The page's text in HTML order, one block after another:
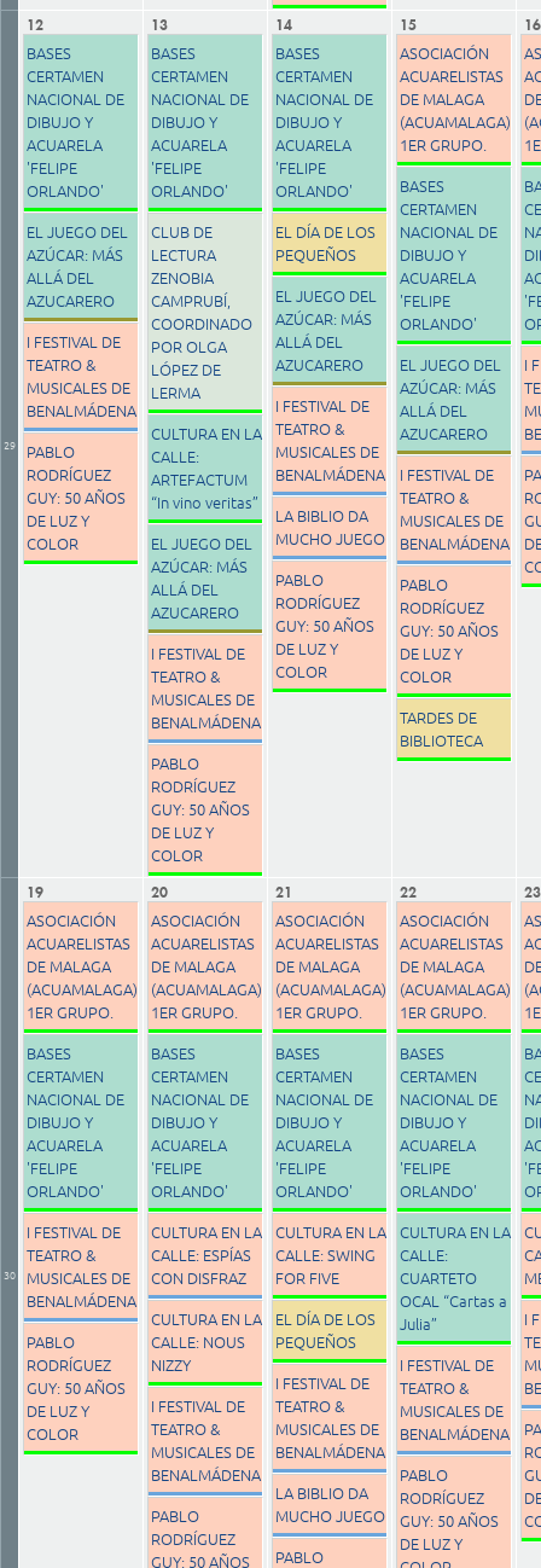
29
12
BASES
CERTAMEN
NACIONAL DE
DIBUJO Y
ACUARELA
'FELIPE
ORLANDO'
EL JUEGO DEL
AZÚCAR: MÁS
ALLÁ DEL
AZUCARERO
I FESTIVAL DE
TEATRO &
MUSICALES DE
BENALMÁDENA
PABLO
RODRÍGUEZ
GUY: 50 AÑOS
DE LUZ Y
COLOR
13
BASES
CERTAMEN
NACIONAL DE
DIBUJO Y
ACUARELA
'FELIPE
ORLANDO'
CLUB DE
LECTURA
ZENOBIA
CAMPRUBÍ,
COORDINADO
POR OLGA
LÓPEZ DE
LERMA
CULTURA EN LA
CALLE:
ARTEFACTUM
“In vino veritas”
EL JUEGO DEL
AZÚCAR: MÁS
ALLÁ DEL
AZUCARERO
I FESTIVAL DE
TEATRO &
MUSICALES DE
BENALMÁDENA
PABLO
RODRÍGUEZ
GUY: 50 AÑOS
DE LUZ Y
COLOR
14
BASES
CERTAMEN
NACIONAL DE
DIBUJO Y
ACUARELA
'FELIPE
ORLANDO'
EL DÍA DE LOS
PEQUEÑOS
EL JUEGO DEL
AZÚCAR: MÁS
ALLÁ DEL
AZUCARERO
I FESTIVAL DE
TEATRO &
MUSICALES DE
BENALMÁDENA
LA BIBLIO DA
MUCHO JUEGO
PABLO
RODRÍGUEZ
GUY: 50 AÑOS
DE LUZ Y
COLOR
15
ASOCIACIÓN
ACUARELISTAS
DE MALAGA
(ACUAMALAGA)
1ER GRUPO.
BASES
CERTAMEN
NACIONAL DE
DIBUJO Y
ACUARELA
'FELIPE
ORLANDO'
EL JUEGO DEL
AZÚCAR: MÁS
ALLÁ DEL
AZUCARERO
I FESTIVAL DE
TEATRO &
MUSICALES DE
BENALMÁDENA
PABLO
RODRÍGUEZ
GUY: 50 AÑOS
DE LUZ Y
COLOR
TARDES DE
BIBLIOTECA
16
I
30
19
ASOCIACIÓN
ACUARELISTAS
DE MALAGA
(ACUAMALAGA)
1ER GRUPO.
BASES
CERTAMEN
NACIONAL DE
DIBUJO Y
ACUARELA
'FELIPE
ORLANDO'
I FESTIVAL DE
TEATRO &
MUSICALES DE
BENALMÁDENA
PABLO
RODRÍGUEZ
GUY: 50 AÑOS
DE LUZ Y
COLOR
20
ASOCIACIÓN
ACUARELISTAS
DE MALAGA
(ACUAMALAGA)
1ER GRUPO.
BASES
CERTAMEN
NACIONAL DE
DIBUJO Y
ACUARELA
'FELIPE
ORLANDO'
CULTURA EN LA
CALLE: ESPÍAS
CON DISFRAZ
CULTURA EN LA
CALLE: NOUS
NIZZY
I FESTIVAL DE
TEATRO &
MUSICALES DE
BENALMÁDENA
PABLO
RODRÍGUEZ
GUY: 50 AÑOS
21
ASOCIACIÓN
ACUARELISTAS
DE MALAGA
(ACUAMALAGA)
1ER GRUPO.
BASES
CERTAMEN
NACIONAL DE
DIBUJO Y
ACUARELA
'FELIPE
ORLANDO'
CULTURA EN LA
CALLE: SWING
FOR FIVE
EL DÍA DE LOS
PEQUEÑOS
I FESTIVAL DE
TEATRO &
MUSICALES DE
BENALMÁDENA
LA BIBLIO DA
MUCHO JUEGO
PABLO
22
ASOCIACIÓN
ACUARELISTAS
DE MALAGA
(ACUAMALAGA)
1ER GRUPO.
BASES
CERTAMEN
NACIONAL DE
DIBUJO Y
ACUARELA
'FELIPE
ORLANDO'
CULTURA EN LA
CALLE:
CUARTETO
OCAL “Cartas a
Julia”
I FESTIVAL DE
TEATRO &
MUSICALES DE
BENALMÁDENA
PABLO
RODRÍGUEZ
GUY: 50 AÑOS
DE LUZ Y
23
I